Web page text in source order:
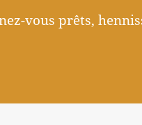
vous prêts,